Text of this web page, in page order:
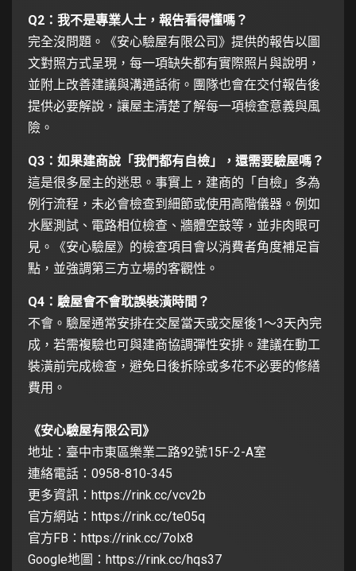
Q2：我不是專業人士，報告看得懂嗎？
完全沒問題。《安心驗屋有限公司》提供的報告以圖
文對照方式呈現，每一項缺失都有實際照片與說明，
並附上改善建議與溝通話術。團隊也會在交付報告後
提供必要解說，讓屋主清楚了解每一項檢查意義與風
險。
Q3：如果建商說「我們都有自檢」，還需要驗屋嗎？
這是很多屋主的迷思。事實上，建商的「自檢」多為
例行流程，未必會檢查到細節或使用高階儀器。例如
水壓測試、電路相位檢查、牆體空鼓等，並非肉眼可
見。《安心驗屋》的檢查項目會以消費者角度補足盲
點，並強調第三方立場的客觀性。
Q4：驗屋會不會耽誤裝潢時間？
不會。驗屋通常安排在交屋當天或交屋後1～3天內完
成，若需複驗也可與建商協調彈性安排。建議在動工
裝潢前完成檢查，避免日後拆除或多花不必要的修繕
費用。
《安心驗屋有限公司》
地址：臺中市東區樂業二路92號15F-2-A室
連絡電話：0958-810-345
更多資訊： https://rink.cc/vcv2b
官方網站： https://rink.cc/te05q
官方FB： https://rink.cc/7olx8
Google地圖： https://rink.cc/hqs37